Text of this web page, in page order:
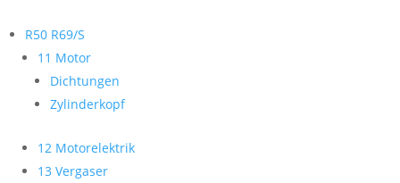
R50 R69/S
11 Motor
Dichtungen
Zylinderkopf
12 Motorelektrik
13 Vergaser